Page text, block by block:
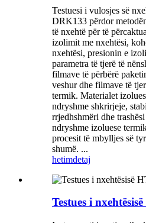
Testuesi i vulosjes së
DRK133 përdor
të nxehtë për të
izolimit me nxehtësi,
nxehtësi, presionin e
parametra të tjerë të
filmave të përbërë
veshur dhe filmave të
termik. Materialet
ndryshme shkrirjeje,
rrjedhshmëri dhe
ndryshme izoluese
procesit të mbylljes së
shumë. ...
hetimdetaj
Testues i